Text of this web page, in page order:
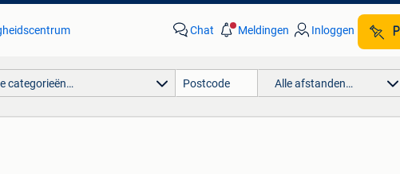
Chat Meldingen Inloggen
categorieën… Alle afstanden…